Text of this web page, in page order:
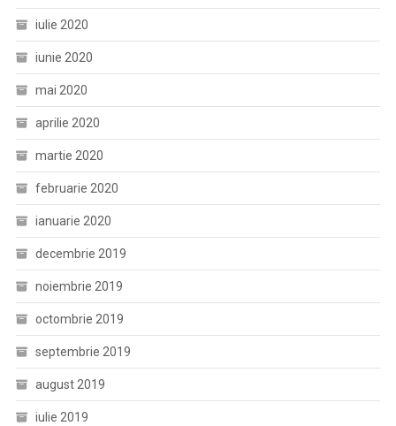
iulie 2020
iunie 2020
mai 2020
aprilie 2020
martie 2020
februarie 2020
ianuarie 2020
decembrie 2019
noiembrie 2019
octombrie 2019
septembrie 2019
august 2019
iulie 2019